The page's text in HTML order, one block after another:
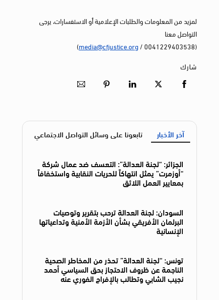
لمزيد من المعلومات والطلبات الإعلامية أو الاستفسارات، يرجى
التواصل معنا
(0041229403538 /
media@cfjustice.org
)
شارك
آخر الأخبار تابعونا على وسائل التواصل الاجتماعي
الجزائر: “لجنة العدالة”: التعسف ضد عمال شركة
“أوزمرت” يمثل انتهاكاً للحريات النقابية واستخفافاً
بمعايير العمل اللائق
السودان: لجنة العدالة ترحب بتقرير وتوصيات
البرلمان الأفريقي بشأن الأزمة الأمنية وتداعياتها
الإنسانية
تونس: “لجنة العدالة” تحذر من المخاطر الصحية
الناجمة عن ظروف الاحتجاز بحق السياسي أحمد
نجيب الشابي وتطالب بالإفراج الفوري عنه